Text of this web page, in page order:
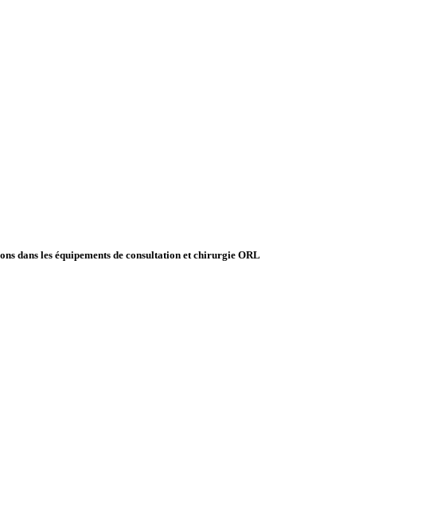
dans les équipements de consultation et chirurgie ORL